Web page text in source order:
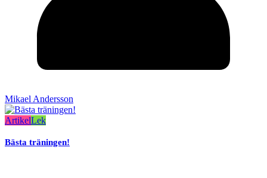
Mikael Andersson
ArtikelLek
Bästa träningen!